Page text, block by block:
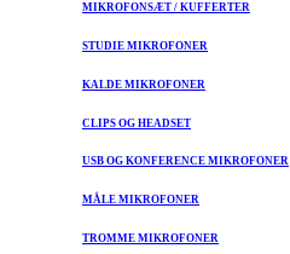
MIKROFONSÆT / KUFFERTER
STUDIE MIKROFONER
KALDE MIKROFONER
CLIPS OG HEADSET
USB OG KONFERENCE MIKROFONER
MÅLE MIKROFONER
TROMME MIKROFONER